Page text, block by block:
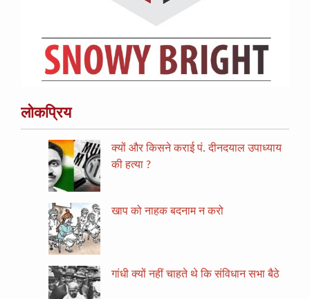
लोकप्रिय
क्यों और किसने कराई पं. दीनदयाल उपाध्याय
की हत्या ?
खाप को नाहक बदनाम न करो
गांधी क्यों नहीं चाहते थे कि संविधान सभा बैठे